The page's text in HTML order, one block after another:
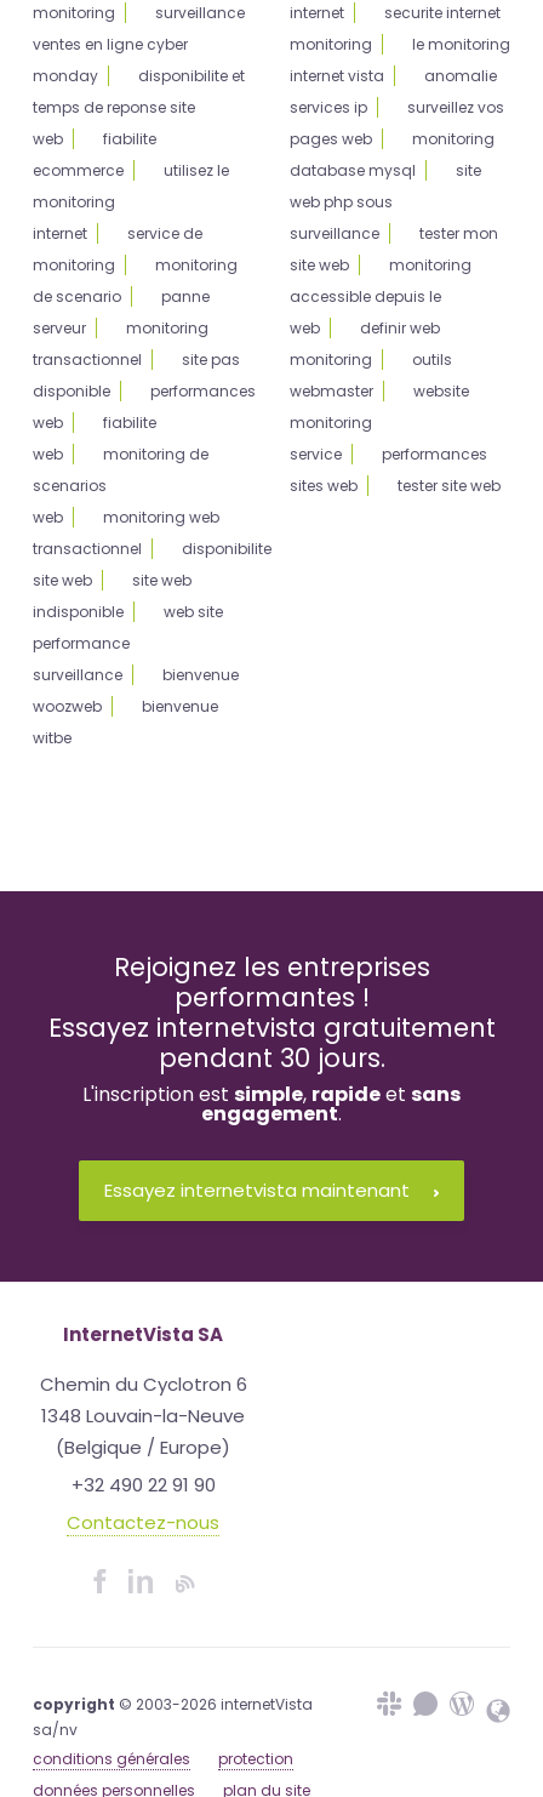
monitoring
surveillance
ventes en ligne cyber
monday
disponibilite et
temps de reponse site
web
fiabilite
ecommerce
utilisez le
monitoring
internet
service de
monitoring
monitoring
de scenario
panne
serveur
monitoring
transactionnel
site pas
disponible
performances
web
fiabilite
web
monitoring de
scenarios
web
monitoring web
transactionnel
disponibilite
site web
site web
indisponible
web site
performance
surveillance
bienvenue
woozweb
bienvenue
witbe
internet
securite internet
monitoring
le monitoring
internet vista
anomalie
services ip
surveillez vos
pages web
monitoring
database mysql
site
web php sous
surveillance
tester mon
site web
monitoring
accessible depuis le
web
definir web
monitoring
outils
webmaster
website
monitoring
service
performances
sites web
tester site web
Rejoignez les entreprises
performantes !
Essayez internetvista gratuitement
pendant 30 jours.
L'inscription est simple, rapideet sans
engagement.
Essayez internetvista maintenant
InternetVista SA
Chemin du Cyclotron 6
1348 Louvain-la-Neuve
(Belgique / Europe)
+32 490 22 91 90
Contactez-nous
copyright © 2003-2026 internetVista
sa/nv
conditions générales
protection
données personnelles
plan du site